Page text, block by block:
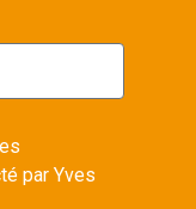
par Yves